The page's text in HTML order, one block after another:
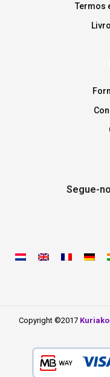
Termos
Segue-
Copyright ©2017